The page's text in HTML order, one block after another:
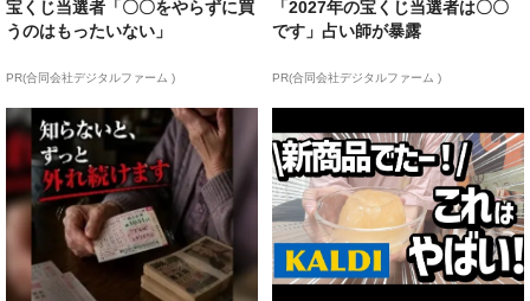
宝くじ当選者「〇〇をやらずに買
うのはもったいない」
PR(合同会社デジタルファーム )
「2027年の宝くじ当選者は〇〇
です」占い師が暴露
PR(合同会社デジタルファーム )